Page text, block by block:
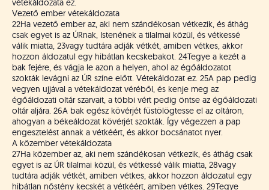
vétekáldozata ez.
Vezető ember vétekáldozata
22Ha vezető ember az, aki nem szándékosan vétkezik, és áthág
csak egyet is az ÚRnak, Istenének a tilalmai közül, és vétkessé
válik miatta, 23vagy tudtára adják vétkét, amiben vétkes, akkor
hozzon áldozatul egy hibátlan kecskebakot. 24Tegye a kezét a
bak fejére, és vágja le azon a helyen, ahol az égőáldozatot
szokták levágni az ÚR színe előtt. Vétekáldozat ez. 25A pap pedig
vegyen ujjával a vétekáldozat véréből, és kenje meg az
égőáldozati oltár szarvait, a többi vért pedig öntse az égőáldozati
oltár aljára. 26A bak egész kövérjét füstölögtesse el az oltáron,
ahogyan a békeáldozat kövérjét szokták. Így végezzen a pap
engesztelést annak a vétkéért, és akkor bocsánatot nyer.
A közember vétekáldozata
27Ha közember az, aki nem szándékosan vétkezik, és áthág csak
egyet is az ÚR tilalmai közül, és vétkessé válik miatta, 28vagy
tudtára adják vétkét, amiben vétkes, akkor hozzon áldozatul egy
hibátlan nőstény kecskét a vétkéért, amiben vétkes. 29Tegye